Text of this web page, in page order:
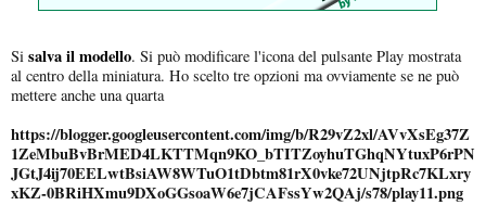
Si salva il modello. Si può modificare l'icona del pulsante Play mostrata
al centro della miniatura. Ho scelto tre opzioni ma ovviamente se ne può
mettere anche una quarta
https://blogger.googleusercontent.com/img/b/R29vZ2xl/AVvXsEg37Z
1ZeMbuBvBrMED4LKTTMqn9KO_bTITZoyhuTGhqNYtuxP6rPN
JGtJ4ij70EELwtBsiAW8WTuO1tDbtm81rX0vke72UNjtpRc7KLxry
xKZ-0BRiHXmu9DXoGGsoaW6e7jCAFssYw2QAj/s78/play11.png